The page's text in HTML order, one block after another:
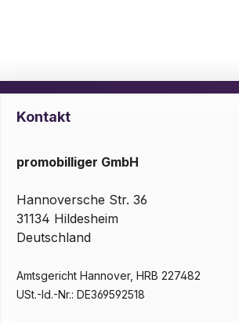
Kontakt
promobilliger GmbH
Hannoversche Str. 36
31134 Hildesheim
Deutschland
Amtsgericht Hannover, HRB 227482
USt.-Id.-Nr.: DE369592518